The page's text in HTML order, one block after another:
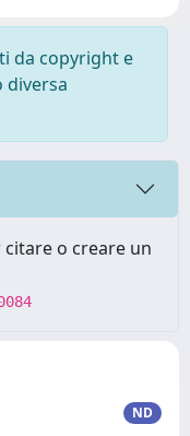
da copyright e
diversa
o creare un
ND